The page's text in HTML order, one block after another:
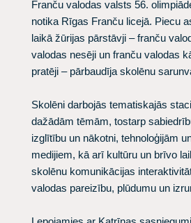
Franču valodas valsts 56.
notika Rīgas Franču licejā. Piecu
laikā žūrijas pārstāvji – franču
valodas nesēji un franču valodas
pratēji – pārbaudīja skolēnu
Skolēni darbojās tematiskajās
dažādām tēmām, tostarp
izglītību un nākotni, tehnoloģijām
medijiem, kā arī kultūru un brīvo
skolēnu komunikācijas
valodas pareizību, plūdumu un